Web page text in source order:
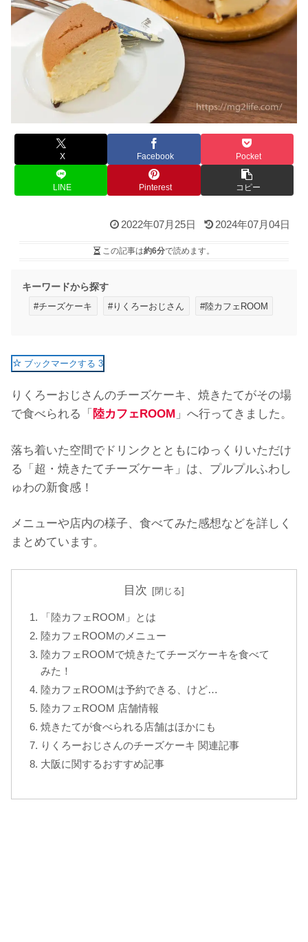
X Facebook Pocket
LINE Pinterest コピー
2022年07月25日 2024年07月04日
この記事は約6分で読めます。
キーワードから探す
#チーズケーキ #りくろーおじさん #陸カフェROOM
ブックマークする 3
りくろーおじさんのチーズケーキ、焼きたてがその場
で食べられる「 陸カフェROOM 」へ行ってきました。
落ち着いた空間でドリンクとともにゆっくりいただけ
る「超・焼きたてチーズケーキ」は、プルプルふわし
ゅわの新食感！
メニューや店内の様子、食べてみた感想などを詳しく
まとめています。
目次
「陸カフェROOM」とは
陸カフェROOMのメニュー
陸カフェROOMで焼きたてチーズケーキを食べて
みた！
陸カフェROOMは予約できる、けど…
陸カフェROOM 店舗情報
焼きたてが食べられる店舗はほかにも
りくろーおじさんのチーズケーキ 関連記事
大阪に関するおすすめ記事